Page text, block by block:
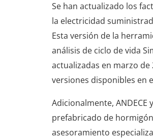
Se han actualizado los
la electricidad
Esta versión de la
análisis de ciclo de vida
actualizadas en marzo de
versiones disponibles en
Adicionalmente,
prefabricado de
asesoramiento